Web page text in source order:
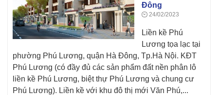
Đông
24/02/2023
Liền kề Phú
Lương tọa lạc tại
phường Phú Lương, quận Hà Đông, Tp.Hà Nội. KĐT
Phú Lương (có đầy đủ các sản phẩm đất nền phân lô
liền kề Phú Lương, biệt thự Phú Lương và chung cư
Phú Lương). Liền kề với khu đô thị mới Văn Phú,...